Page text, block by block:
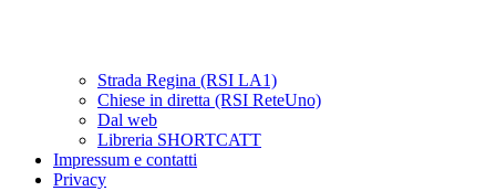
Strada Regina (RSI LA1)
Chiese in diretta (RSI ReteUno)
Dal web
Libreria SHORTCATT
Impressum e contatti
Privacy